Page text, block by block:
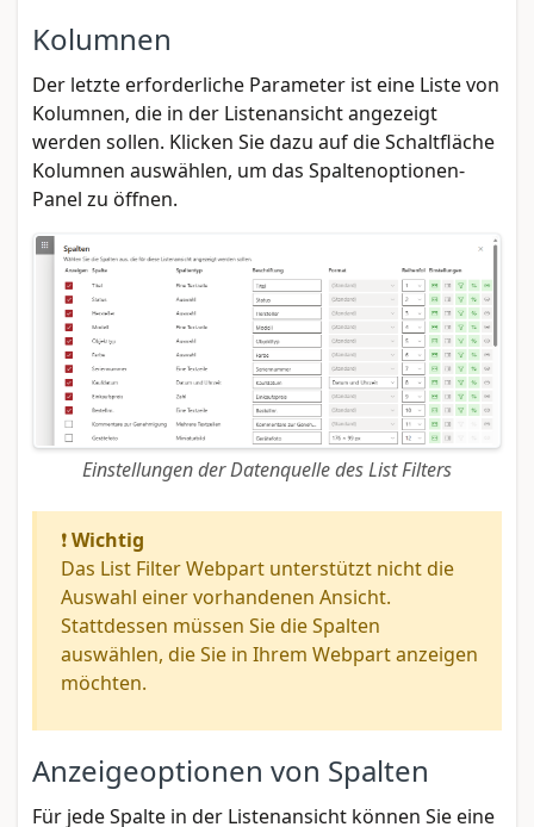
Kolumnen
Der letzte erforderliche Parameter ist eine Liste von
Kolumnen, die in der Listenansicht angezeigt
werden sollen. Klicken Sie dazu auf die Schaltfläche
Kolumnen auswählen, um das Spaltenoptionen-
Panel zu öffnen.
Einstellungen der Datenquelle des List Filters
❗Wichtig
Das List Filter Webpart unterstützt nicht die
Auswahl einer vorhandenen Ansicht.
Stattdessen müssen Sie die Spalten
auswählen, die Sie in Ihrem Webpart anzeigen
möchten.
Anzeigeoptionen von Spalten
Für jede Spalte in der Listenansicht können Sie eine